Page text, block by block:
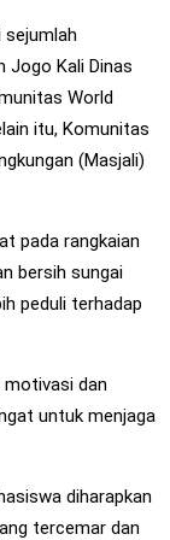
sejumlah
Jogo Kali Dinas
World
itu, Komunitas
(Masjali)
pada rangkaian
bersih sungai
peduli terhadap
motivasi dan
untuk menjaga
diharapkan
tercemar dan